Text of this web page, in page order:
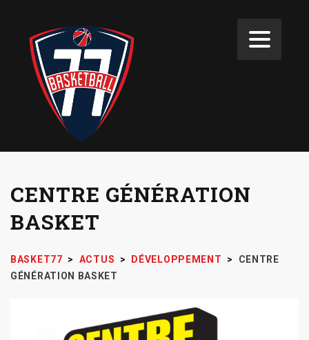
CENTRE GÉNÉRATION
BASKET
BASKET77 > ACTUS > DÉVELOPPEMENT >
CENTRE
GÉNÉRATION BASKET